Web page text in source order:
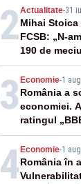
2Actualitate-31
Mihai
FCSB: „N-
190 de
3 Economie-1
România a
economiei.
ratingul
negativă
4 Economie-1
România în